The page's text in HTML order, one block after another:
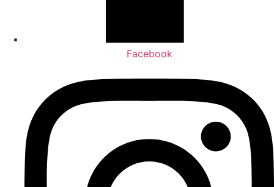
Facebook